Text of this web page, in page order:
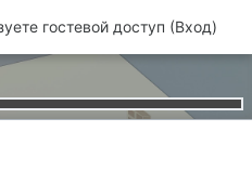
гостевой доступ (Вход)